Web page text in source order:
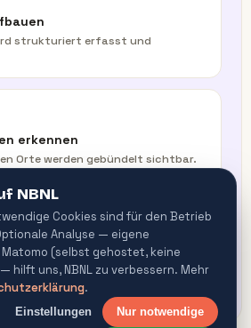
strukturiert erfasst und
erkennen
Orte werden gebündelt sichtbar.
warnen vor
NBNL
Cookies sind für den Betrieb
Analyse — eigene
(selbst gehostet, keine
hilft uns, NBNL zu verbessern. Mehr
.
Einstellungen Nur notwendige